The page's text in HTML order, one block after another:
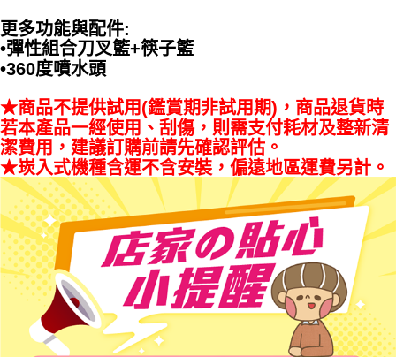
更多功能與配件:
•彈性組合刀叉籃+筷子籃
•360度噴水頭
★商品不提供試用(鑑賞期非試用期)，商品退貨時
若本產品一經使用、刮傷，則需支付耗材及整新清
潔費用，建議訂購前請先確認評估。
★崁入式機種含運不含安裝，偏遠地區運費另計。